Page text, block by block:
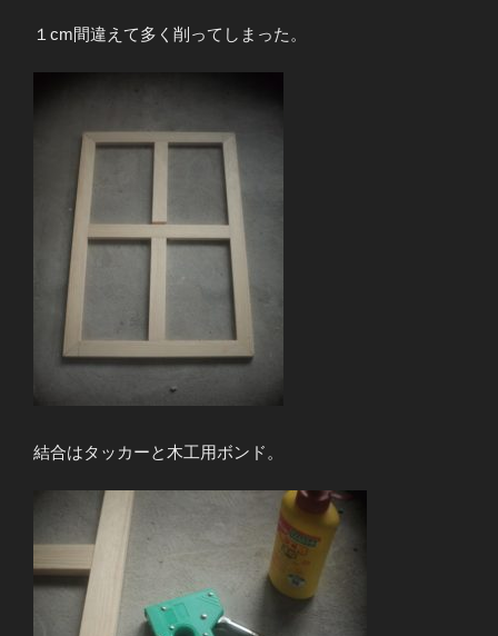
１cm間違えて多く削ってしまった。
結合はタッカーと木工用ボンド。